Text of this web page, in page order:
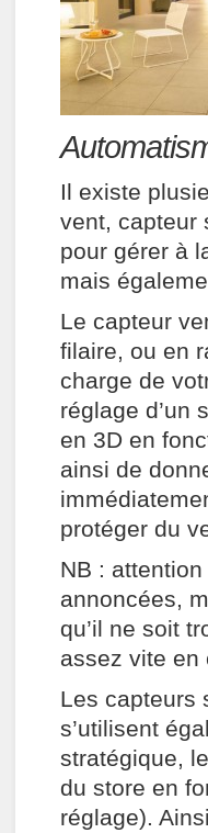
Il existe
vent, capteur
pour gérer à
mais
Le capteur
filaire, ou en
charge de
réglage d’un
en 3D en
ainsi de
protéger du
NB :
annoncées,
qu’il ne soit
assez vite en
Les capteurs
s’utilisent
stratégique,
du store en
réglage).